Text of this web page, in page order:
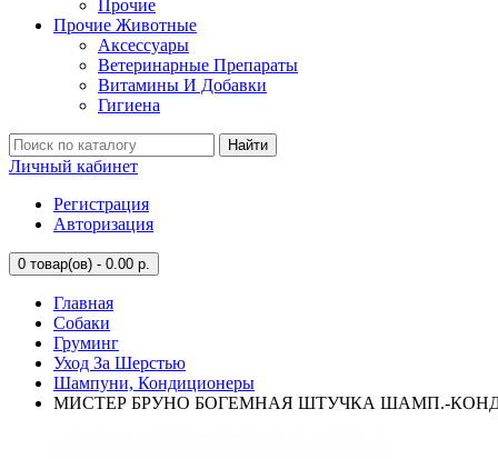
Прочие
Прочие Животные
Аксессуары
Ветеринарные Препараты
Витамины И Добавки
Гигиена
Найти
Личный кабинет
Регистрация
Авторизация
0 товар(ов) - 0.00 р.
Главная
Собаки
Груминг
Уход За Шерстью
Шампуни, Кондиционеры
МИСТЕР БРУНО БОГЕМНАЯ ШТУЧКА ШАМП.-КОНД.